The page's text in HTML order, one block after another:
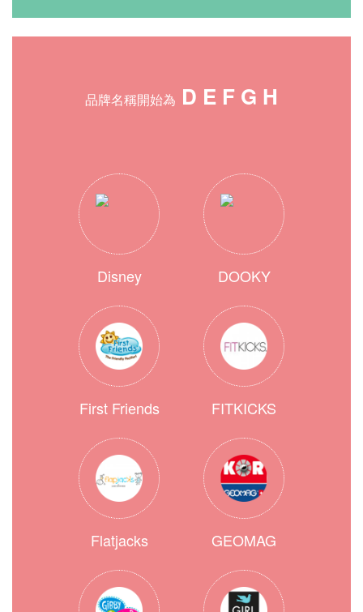
品牌名稱開始為 D E F G H
Disney DOOKY
First Friends FITKICKS
Flatjacks GEOMAG